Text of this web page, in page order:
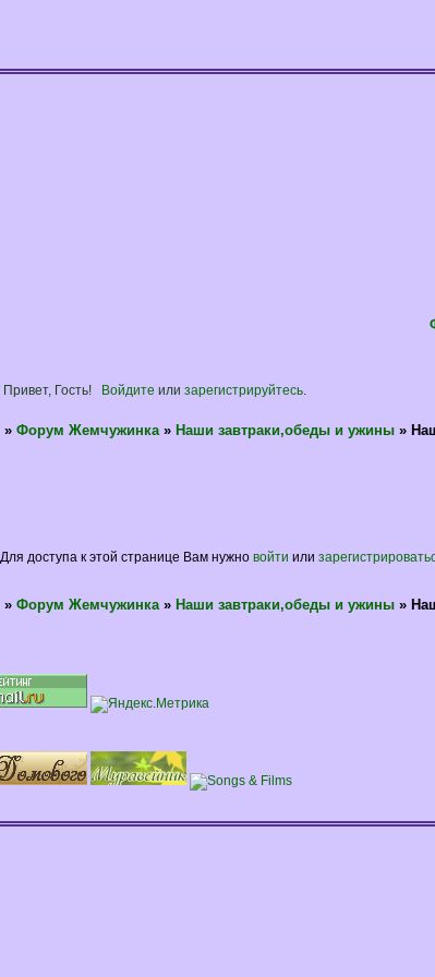
Привет, Гость! Войдите илизарегистрируйтесь
»Форум Жемчужинка » Наши завтраки,обеды и ужины »
Для доступа к этой странице Вам нужно войти или
»Форум Жемчужинка »Наши завтраки,обеды и ужины »